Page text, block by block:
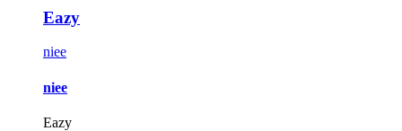
Eazy
niee
niee
Eazy